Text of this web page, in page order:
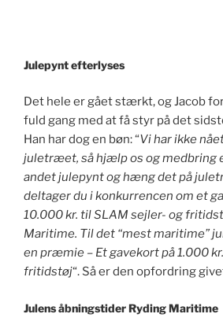
Julepynt efterlyses
Det hele er gået stærkt, og Jacob
fuld gang med at få styr på det
Han har dog en bøn: “Vi har ikke
juletræet, så hjælp os og medbring
andet julepynt og hæng det på
deltager du i konkurrencen om et
10.000 kr. til SLAM sejler- og
Maritime. Til det “mest maritime”
en præmie – Et gavekort på 1.000
fritidstøj“. Så er den opfordring
Julens åbningstider Ryding Maritime